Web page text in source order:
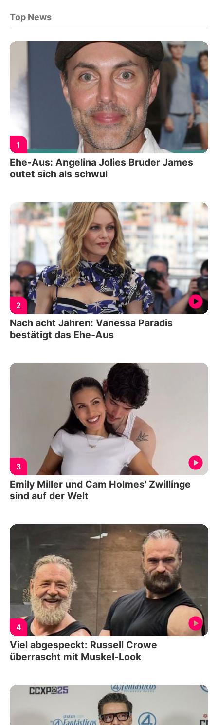
Top News
1
Ehe-Aus: Angelina Jolies Bruder James
outet sich als schwul
2
Nach acht Jahren: Vanessa Paradis
bestätigt das Ehe-Aus
3
Emily Miller und Cam Holmes' Zwillinge
sind auf der Welt
4
Viel abgespeckt: Russell Crowe
überrascht mit Muskel-Look